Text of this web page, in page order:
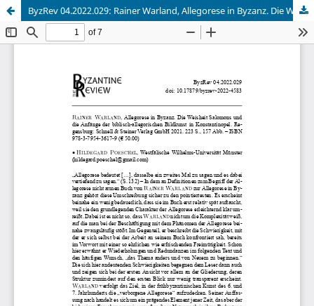
ByzRev 04.2022.029: Rainer Warland, Allegorese in Byzanz. Die Weisheit Salomons und die Anfänge der biblisch-allegorischen Bildkunst in Konstantinopel.